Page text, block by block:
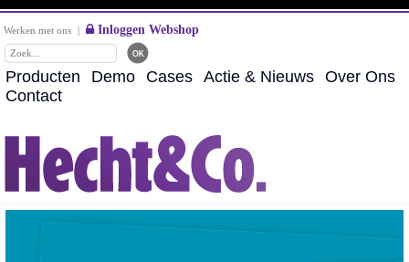
Werken met ons | Inloggen Webshop
Producten Demo Cases Actie & Nieuws Over Ons
Contact